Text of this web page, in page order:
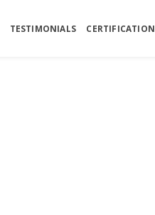
TESTIMONIALS CERTIFICATION